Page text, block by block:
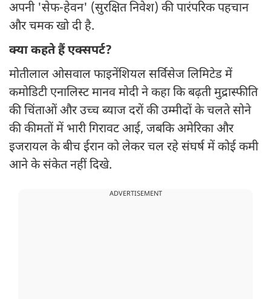
अपनी 'सेफ-हेवन' (सुरक्षित निवेश) की पारंपरिक पहचान
और चमक खो दी है.
क्या कहते हैं एक्सपर्ट?
मोतीलाल ओसवाल फाइनेंशियल सर्विसेज लिमिटेड में
कमोडिटी एनालिस्ट मानव मोदी ने कहा कि बढ़ती मुद्रास्फीति
की चिंताओं और उच्च ब्याज दरों की उम्मीदों के चलते सोने
की कीमतों में भारी गिरावट आई, जबकि अमेरिका और
इजरायल के बीच ईरान को लेकर चल रहे संघर्ष में कोई कमी
आने के संकेत नहीं दिखे.
ADVERTISEMENT